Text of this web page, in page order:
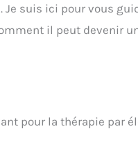
suis ici pour vous
il peut devenir
pour la thérapie par